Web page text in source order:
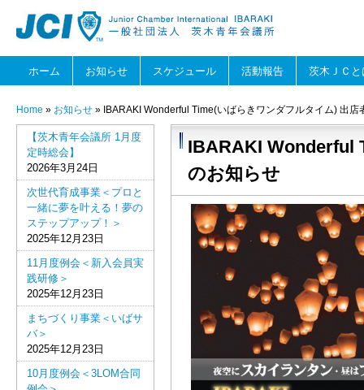
ホーム お知らせ スケジュール 活動報告 茨木ＪＣと
Home » お知らせ » IBARAKI Wonderful Time(いばらきワンダフルタイム) 出店
IBARAKI Wonderful
のお知らせ
【茨木青年会議所 1月度
定時総会】
2026年3月24日
次世代育成事業＜プロと
一緒に夢を叶える！夢の
ステップアップ！＞
2025年12月23日
11月度例会＜新入会員実
践研修＞
2025年12月23日
まちづくり事業＜いばサ
バ＞
2025年12月23日
10月度例会＜3LOM合同